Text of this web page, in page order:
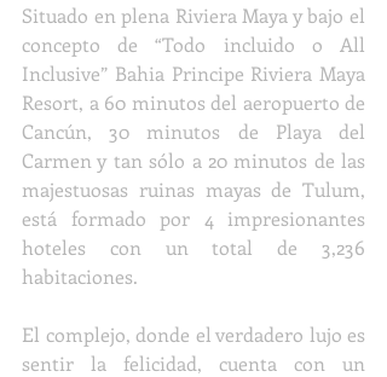
Situado en plena Riviera Maya y bajo el
concepto de “Todo incluido o All
Inclusive” Bahia Principe Riviera Maya
Resort, a 60 minutos del aeropuerto de
Cancún, 30 minutos de Playa del
Carmen y tan sólo a 20 minutos de las
majestuosas ruinas mayas de Tulum,
está formado por 4 impresionantes
hoteles con un total de 3,236
habitaciones.
El complejo, donde el verdadero lujo es
sentir la felicidad, cuenta con un